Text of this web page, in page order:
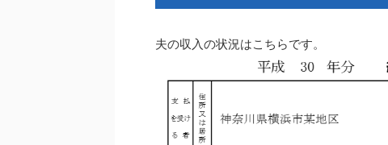
夫の収入の状況はこちらです。